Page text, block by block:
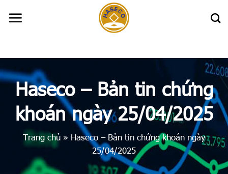
Haseco – Bản tin chứng
khoán ngày 25/04/2025
Trang chủ » Haseco – Bản tin chứng khoán ngày
25/04/2025